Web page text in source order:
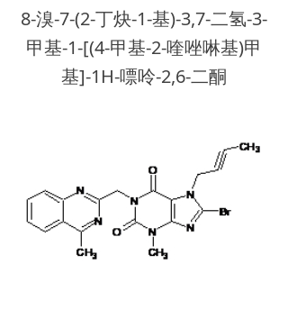
联系我们
8-溴-7-(2-丁炔-1-基)-3,7-二氢-3-
甲基-1-[(4-甲基-2-喹唑啉基)甲
基]-1H-嘌呤-2,6-二酮